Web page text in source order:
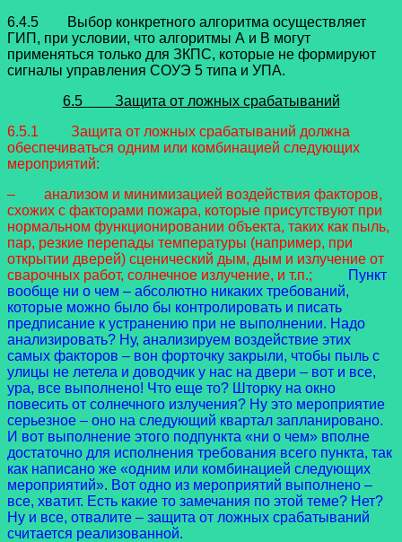
6.4.5 Выбор конкретного алгоритма осуществляет
ГИП, при условии, что алгоритмы А и B могут
применяться только для ЗКПС, которые не формируют
сигналы управления СОУЭ 5 типа и УПА.
6.5 Защита от ложных срабатываний
6.5.1 Защита от ложных срабатываний должна
обеспечиваться одним или комбинацией следующих
мероприятий:
– анализом и минимизацией воздействия факторов,
схожих с факторами пожара, которые присутствуют при
нормальном функционировании объекта, таких как пыль,
пар, резкие перепады температуры (например, при
открытии дверей) сценический дым, дым и излучение от
сварочных работ, солнечное излучение, и т.п.;
Пункт
вообще ни о чем – абсолютно никаких требований,
которые можно было бы контролировать и писать
предписание к устранению при не выполнении. Надо
анализировать? Ну, анализируем воздействие этих
самых факторов – вон форточку закрыли, чтобы пыль с
улицы не летела и доводчик у нас на двери – вот и все,
ура, все выполнено! Что еще то? Шторку на окно
повесить от солнечного излучения? Ну это мероприятие
серьезное – оно на следующий квартал запланировано.
И вот выполнение этого подпункта «ни о чем» вполне
достаточно для исполнения требования всего пункта, так
как написано же «одним или комбинацией следующих
мероприятий». Вот одно из мероприятий выполнено –
все, хватит. Есть какие то замечания по этой теме? Нет?
Ну и все, отвалите – защита от ложных срабатываний
считается реализованной.